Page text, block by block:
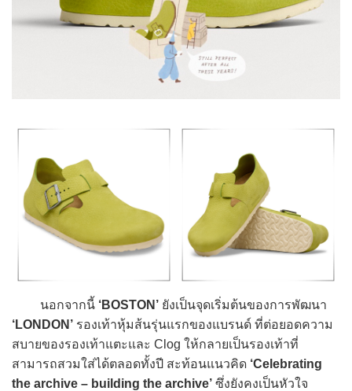
นอกจากนี้ ‘BOSTON’ ยังเป็นจุดเริ่มต้นของการพัฒนา
‘LONDON’ รองเท้าหุ้มส้นรุ่นแรกของแบรนด์ ที่ต่อยอดความ
สบายของรองเท้าแตะและ Clog ให้กลายเป็นรองเท้าที่
สามารถสวมใส่ได้ตลอดทั้งปี สะท้อนแนวคิด ‘Celebrating
the archive – building the archive’ ซึ่งยังคงเป็นหัวใจ